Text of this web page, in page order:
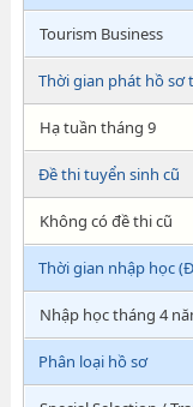
Tourism Business
Thời gian phát hồ sơ
Hạ tuần tháng 9
Đề thi tuyển sinh cũ
Không có đề thi cũ
Thời gian nhập học
Nhập học tháng 4
Phân loại hồ sơ